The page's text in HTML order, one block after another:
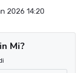
2026 14:20
Mi?